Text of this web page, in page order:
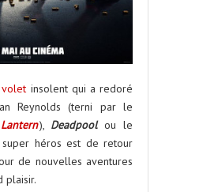
insolent qui a redoré
Reynolds (terni par le
), Deadpoolou le
héros est de retour
de nouvelles aventures
plaisir.